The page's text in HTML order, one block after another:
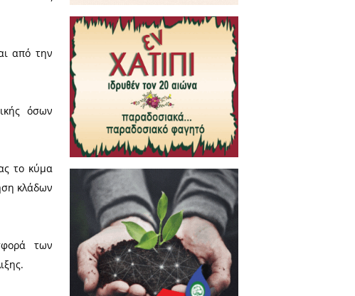
για την κατάσταση των
κυρίως και νοσηλευτικού
στο ΕΚΑΒ αλλά και για
Σταύρος Νιάρχος. Τονίστηκε η
συμφωνήθηκε με το Ίδρυμα το 2019